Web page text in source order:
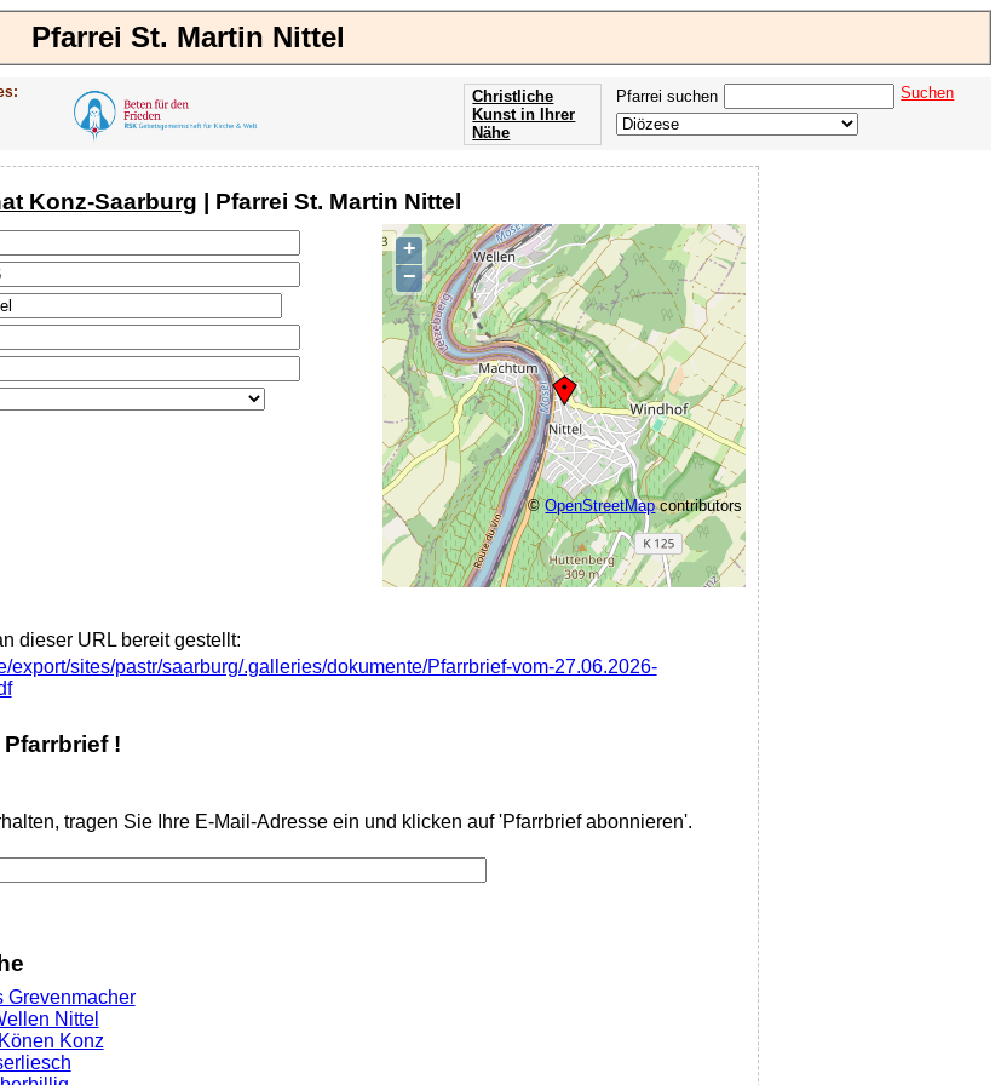
Pfarrei St. Martin Nittel
Pfarrei suchen Suchen
Christliche
Kunst in Ihrer
Nähe
Konz-Saarburg | Pfarrei St. Martin Nittel
+
−
©OpenStreetMapcontributors
dieser URL bereit gestellt:
export/sites/pastr/saarburg/.galleries/dokumente/Pfarrbrief-vom-27.06.2026-
!
tragen Sie Ihre E-Mail-Adresse ein und klicken auf 'Pfarrbrief abonnieren'.
Grevenmacher
Nittel
Konz